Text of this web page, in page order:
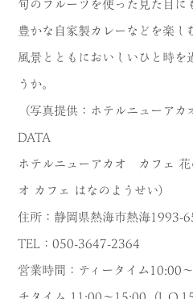
旬のフルーツを使った見た目に
豊かな自家製カレーなどを楽し
風景とともにおいしいひと時を
うか。
（写真提供：ホテルニューア
DATA
ホテルニューアカオ カフェ 花
オ カフェ はなのようせい）
住所：静岡県熱海市熱海1993-
TEL：050-3647-2364
営業時間：ティータイム10:00